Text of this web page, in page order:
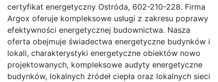
certyfikat energetyczny Ostróda, 602-210-228. Firma
Argox oferuje kompleksowe usługi z zakresu poprawy
efektywności energetycznej budownictwa. Nasza
oferta obejmuje świadectwa energetyczne budynków i
lokali, charakterystyki energetyczne obiektów nowo
projektowanych, kompleksowe audyty energetyczne
budynków, lokalnych źródeł ciepła oraz lokalnych sieci